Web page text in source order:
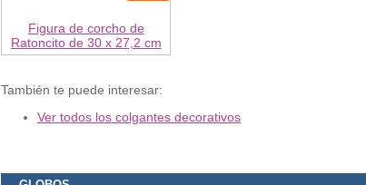
Figura de corcho de
Ratoncito de 30 x 27,2 cm
También te puede interesar:
Ver todos los colgantes decorativos